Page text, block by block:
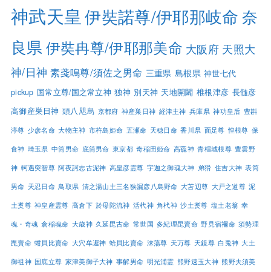
神武天皇 伊奘諾尊/伊耶那岐命 奈
良県 伊奘冉尊/伊耶那美命 大阪府 天照大
神/日神 素戔嗚尊/須佐之男命 三重県 島根県 神世七代
pickup 国常立尊/国之常立神 独神 別天神 天地開闢 椎根津彦 長髄彦
高御産巣日神 頭八咫烏 京都府 神産巣日神 経津主神 兵庫県 神功皇后 豊斟
渟尊 少彦名命 大物主神 市杵島姫命 五瀬命 天穂日命 香川県 面足尊 惶根尊 保
食神 埼玉県 中筒男命 底筒男命 東京都 奇稲田姫命 高龗神 青橿城根尊 豊雲野
神 軻遇突智尊 阿夜訶志古泥神 高皇彦霊尊 宇迦之御魂大神 弟猾 住吉大神 表筒
男命 天忍日命 鳥取県 清之湯山主三名狭漏彦八島野命 大苫辺尊 大戸之道尊 泥
土煑尊 神皇産霊尊 高倉下 於母陀流神 活杙神 角杙神 沙土煑尊 塩土老翁 幸
魂・奇魂 倉稲魂命 大歳神 久延毘古命 常世国 多紀理毘賣命 野見宿禰命 須勢理
毘賣命 蚶貝比賣命 大穴牟遲神 蛤貝比賣命 沫蕩尊 天万尊 天鏡尊 白兎神 大土
御祖神 国底立尊 家津美御子大神 事解男命 明光浦霊 熊野速玉大神 熊野夫須美